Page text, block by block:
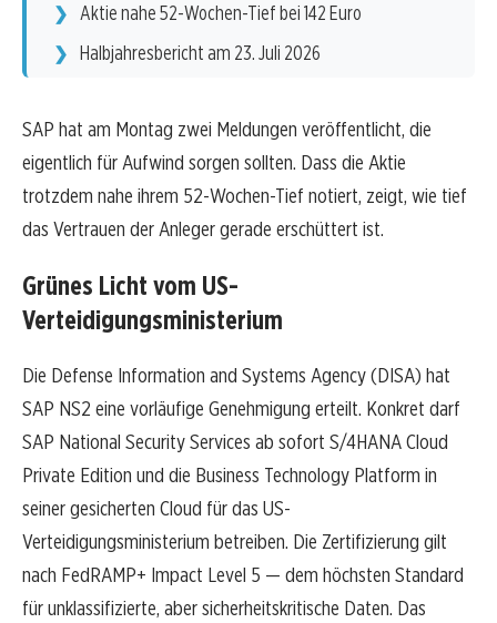
Aktie nahe 52-Wochen-Tief bei 142 Euro
Halbjahresbericht am 23. Juli 2026
SAP hat am Montag zwei Meldungen veröffentlicht, die
eigentlich für Aufwind sorgen sollten. Dass die Aktie
trotzdem nahe ihrem 52-Wochen-Tief notiert, zeigt, wie tief
das Vertrauen der Anleger gerade erschüttert ist.
Grünes Licht vom US-
Verteidigungsministerium
Die Defense Information and Systems Agency (DISA) hat
SAP NS2 eine vorläufige Genehmigung erteilt. Konkret darf
SAP National Security Services ab sofort S/4HANA Cloud
Private Edition und die Business Technology Platform in
seiner gesicherten Cloud für das US-
Verteidigungsministerium betreiben. Die Zertifizierung gilt
nach FedRAMP+ Impact Level 5 — dem höchsten Standard
für unklassifizierte, aber sicherheitskritische Daten. Das